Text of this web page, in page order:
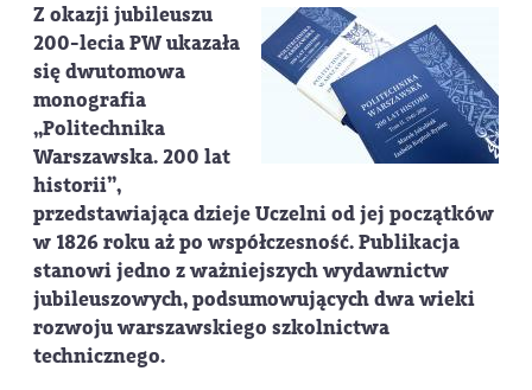
Z okazji jubileuszu
200-lecia PW ukazała
się dwutomowa
monografia
„Politechnika
Warszawska. 200 lat
historii”,
przedstawiająca dzieje Uczelni od jej początków
w 1826 roku aż po współczesność. Publikacja
stanowi jedno z ważniejszych wydawnictw
jubileuszowych, podsumowujących dwa wieki
rozwoju warszawskiego szkolnictwa
technicznego.